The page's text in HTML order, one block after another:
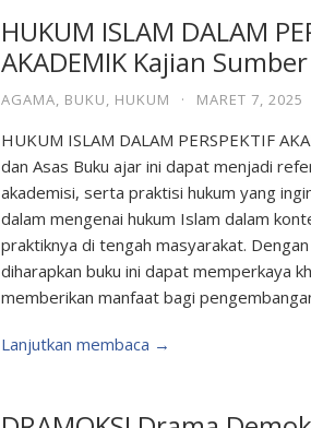
HUKUM ISLAM DALAM
AKADEMIK Kajian
AGAMA, BUKU, HUKUM · MARET 7, 2025
HUKUM ISLAM DALAM PERSPEKTIF
dan Asas Buku ajar ini dapat menjadi
akademisi, serta praktisi hukum yang
dalam mengenai hukum Islam dalam
praktiknya di tengah masyarakat.
diharapkan buku ini dapat memperkaya
memberikan manfaat bagi
Lanjutkan membaca →